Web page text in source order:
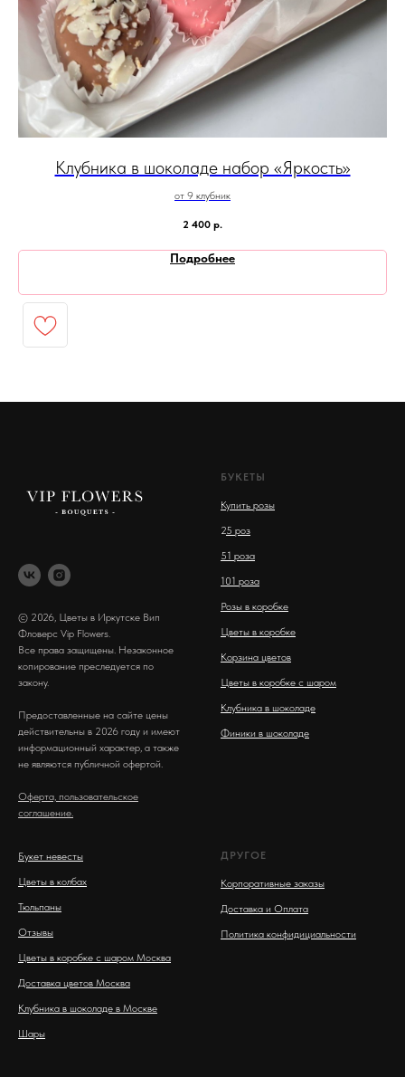
Клубника в шоколаде набор «Яркость»
от 9 клубник
2 400 р.
Подробнее
© 2026, Цветы в Иркутске Вип
Фловерс Vip Flowers.
Все права защищены. Незаконное
копирование преследуется по
закону.
Предоставленные на сайте цены
действительны в 2026 году и имеют
информационный характер, а также
не являются публичной офертой.
Оферта, пользовательское
соглашение.
БУКЕТЫ
Купить розы
25 роз
51 роза
101 роза
Розы в коробке
Цветы в коробке
Корзина цветов
Цветы в коробке с шаром
Клубника в шоколаде
Финики в шоколаде
Букет невесты
Цветы в колбах
Тюльпаны
Отзывы
Цветы в коробке с шаром Москва
Доставка цветов Москва
Клубника в шоколаде в Москве
Шары
ДРУГОЕ
Корпоративные заказы
Доставка и Оплата
Политика конфидициальности